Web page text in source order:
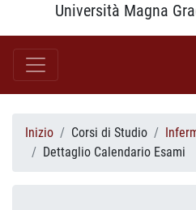
Università Magna
Inizio Corsi di Studio
Dettaglio Calendario Esami